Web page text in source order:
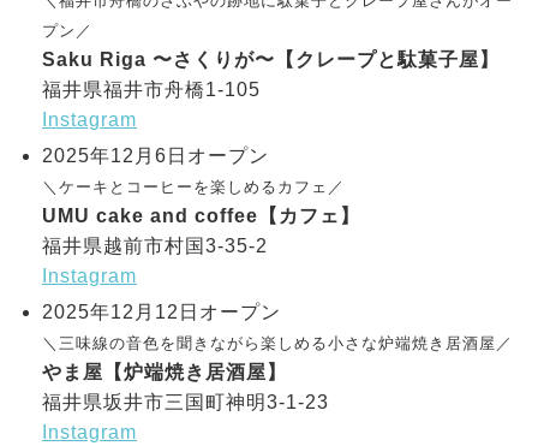
プン／
Saku Riga 〜さくりが〜【クレープと駄菓子屋】
福井県福井市舟橋1-105
Instagram
2025年12月6日オープン
＼ケーキとコーヒーを楽しめるカフェ／
UMU cake and coffee【カフェ】
福井県越前市村国3-35-2
Instagram
2025年12月12日オープン
＼三味線の音色を聞きながら楽しめる小さな炉端焼き居酒屋／
やま屋【炉端焼き居酒屋】
福井県坂井市三国町神明3-1-23
Instagram